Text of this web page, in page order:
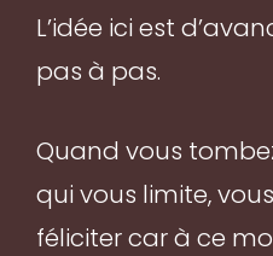
L’idée ici est
pas à pas.
Quand vous
qui vous limite,
féliciter car à ce